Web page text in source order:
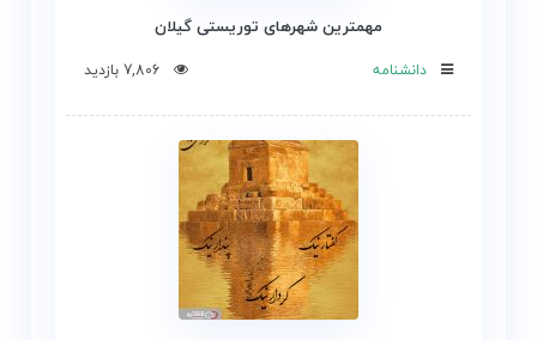
مهمترین شهرهای توریستی گیلان
دانشنامه 7,806 بازدید